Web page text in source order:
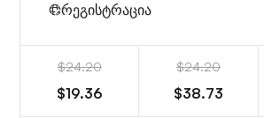
რეგისტრაცია
$24.20
$19.36
$24.20
$38.73